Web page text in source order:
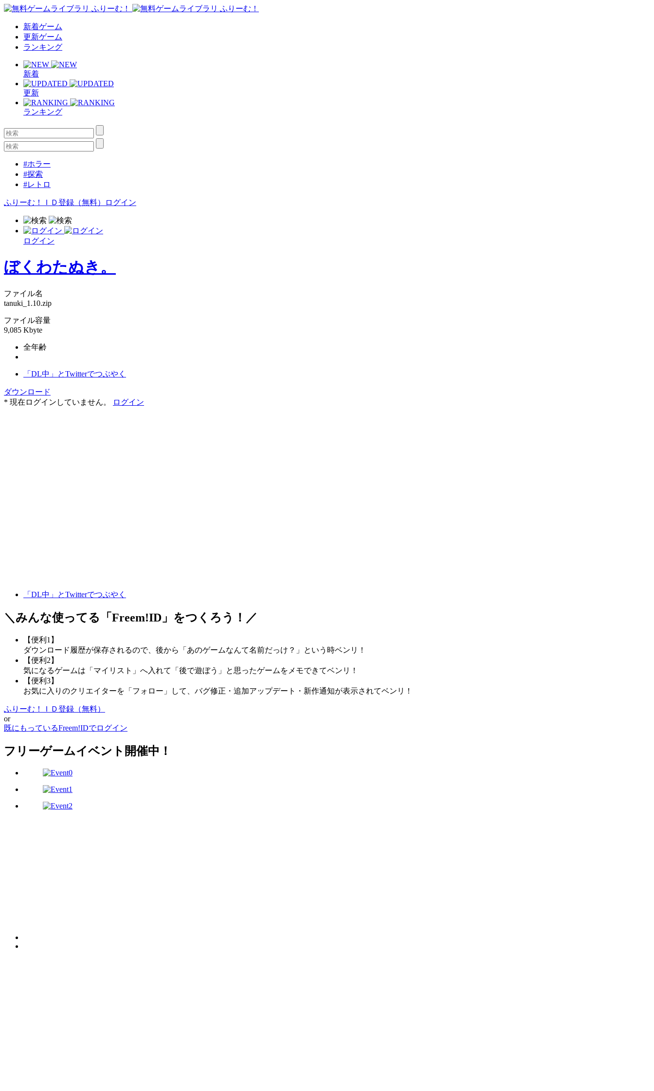
新着ゲーム
更新ゲーム
ランキング
新着
更新
ランキング
#ホラー
#探索
#レトロ
ふりーむ！ＩＤ登録（無料） ログイン
ログイン
ぼくわたぬき。
ファイル名
tanuki_1.10.zip
ファイル容量
9,085 Kbyte
全年齢
「DL中」とTwitterでつぶやく
ダウンロード
* 現在ログインしていません。
ログイン
「DL中」とTwitterでつぶやく
＼みんな使ってる「 Freem!ID 」をつくろう！／
【便利1】
ダウンロード履歴が保存されるので、後から「あのゲームなんて名前だっけ？」という時ベンリ！
【便利2】
気になるゲームは「マイリスト」へ入れて「後で遊ぼう」と思ったゲームをメモできてベンリ！
【便利3】
お気に入りのクリエイターを「フォロー」して、バグ修正・追加アップデート・新作通知が表示されてベンリ！
ふりーむ！ＩＤ登録（無料）
or
既にもっているFreem!IDでログイン
フリーゲームイベント開催中！